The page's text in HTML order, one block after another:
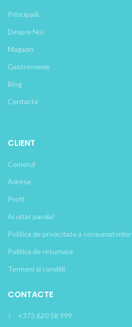
Principală
Despre Noi
Magazin
Gastronomie
Blog
Contacte
CLIENT
Comenzi
Adrese
Profil
Ai uitat parola?
Politica de privacitate a consumatorilor
Politica de returnare
Termeni și condiții
CONTACTE
+373 620 58 999